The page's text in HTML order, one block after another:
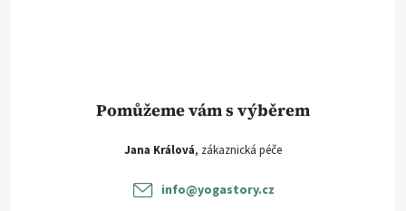
Jana Králová
info@yogastory.cz